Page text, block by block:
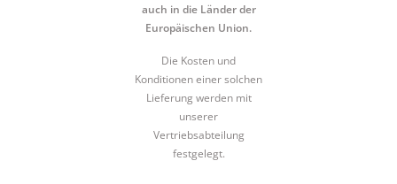
auch in die Länder der
Europäischen Union.
Die Kosten und
Konditionen einer solchen
Lieferung werden mit
unserer
Vertriebsabteilung
festgelegt.